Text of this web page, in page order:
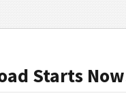
Starts